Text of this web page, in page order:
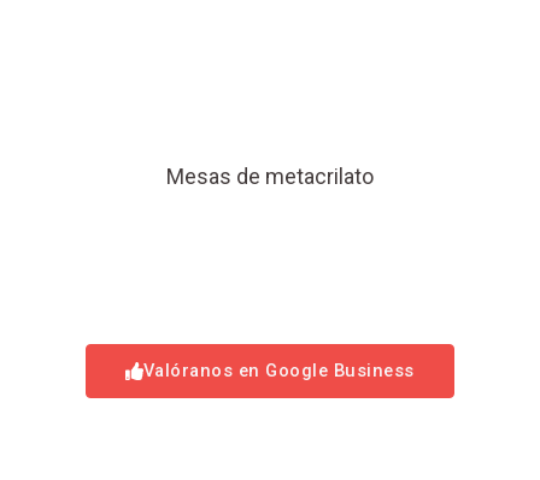
Mesas de metacrilato
Valóranos en Google Business